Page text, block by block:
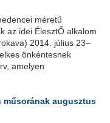
méretű
az idei ÉlesztŐ alkalom
2014. július 23–
önkéntesnek
amelyen
műsorának augusztus